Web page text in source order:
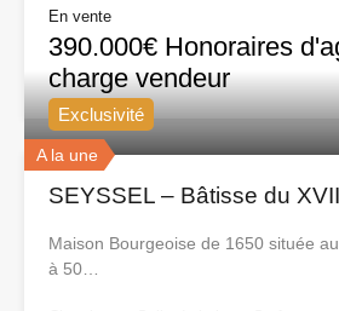
En vente
390.000€ Honoraires
charge vendeur
A la une
Exclusivité
SEYSSEL – Bâtisse du
Maison Bourgeoise de 1650 située
à 50…